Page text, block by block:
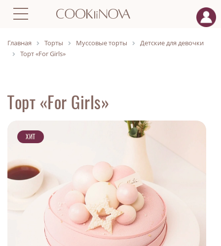
Главная Торты Муссовые торты
Детские для девочки
Торт «For Girls»
Торт «For Girls»
ХИТ